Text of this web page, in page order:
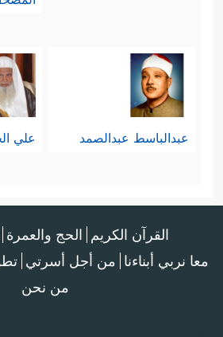
عبدالباسط عبدالصمد علي
القرآن الكريم الحج والعمرة
معا نربي أبناءنا من أجل أسرتي
من نحن